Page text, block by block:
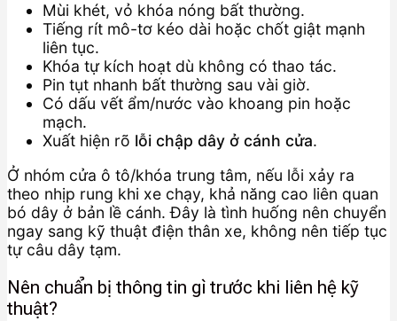
Mùi khét, vỏ khóa nóng bất thường.
Tiếng rít mô-tơ kéo dài hoặc chốt giật mạnh
liên tục.
Khóa tự kích hoạt dù không có thao tác.
Pin tụt nhanh bất thường sau vài giờ.
Có dấu vết ẩm/nước vào khoang pin hoặc
mạch.
Xuất hiện rõ lỗi chập dây ở cánh cửa.
Ở nhóm cửa ô tô/khóa trung tâm, nếu lỗi xảy ra
theo nhịp rung khi xe chạy, khả năng cao liên quan
bó dây ở bản lề cánh. Đây là tình huống nên chuyển
ngay sang kỹ thuật điện thân xe, không nên tiếp tục
tự câu dây tạm.
Nên chuẩn bị thông tin gì trước khi liên hệ kỹ
thuật?